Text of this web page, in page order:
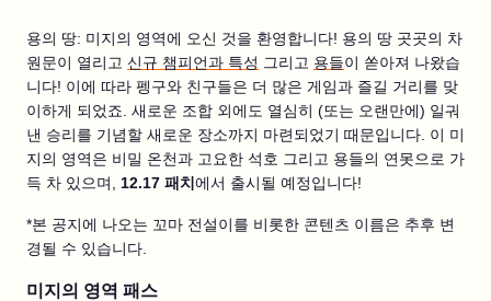
용의 땅: 미지의 영역에 오신 것을 환영합니다! 용의 땅 곳곳의 차
원문이 열리고 신규 챔피언과 특성 그리고 용들이 쏟아져 나왔습
니다! 이에 따라 펭구와 친구들은 더 많은 게임과 즐길 거리를 맞
이하게 되었죠. 새로운 조합 외에도 열심히 (또는 오랜만에) 일궈
낸 승리를 기념할 새로운 장소까지 마련되었기 때문입니다. 이 미
지의 영역은 비밀 온천과 고요한 석호 그리고 용들의 연못으로 가
득 차 있으며, 12.17 패치 에서 출시될 예정입니다!
*본 공지에 나오는 꼬마 전설이를 비롯한 콘텐츠 이름은 추후 변
경될 수 있습니다.
미지의 영역 패스